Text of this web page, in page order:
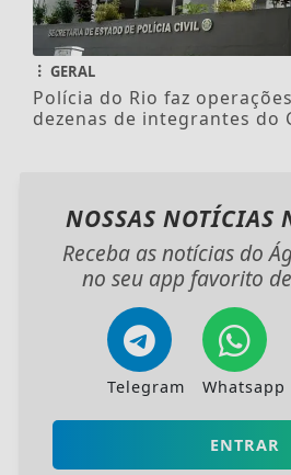
GERAL
Polícia do Rio faz
dezenas de integrantes do
NOSSAS NOTÍCIAS
Receba as notícias do
no seu app favorito
Telegram Whatsapp
ENTRAR